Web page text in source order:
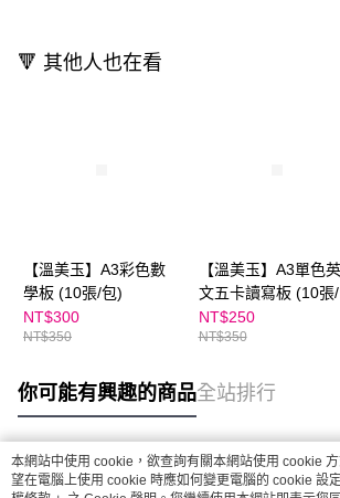
🔻 其他人也在看
【溫美玉】A3彩色數
學板 (10張/包)
NT$300
NT$350
【溫美玉】A3單色英
文五卡讀寫板 (10張/
包)
NT$250
NT$350
你可能有興趣的商品全站排行
熱門標籤
本網站中使用 cookie，欲查詢有關本網站使用 cookie
望在電腦上使用 cookie 時應如何變更電腦的 cookie 設